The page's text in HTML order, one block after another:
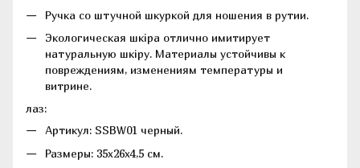
Ручка со штучной шкуркой для ношения в рутии.
Экологическая шкіра отлично имитирует
натуральную шкіру. Материалы устойчивы к
повреждениям, изменениям температуры и
витрине.
лаз:
Артикул: SSBW01 черный.
Размеры: 35х26х4,5 см.